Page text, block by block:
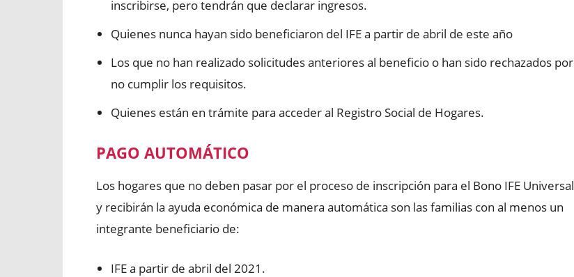
inscribirse, pero tendrán que declarar ingresos.
Quienes nunca hayan sido beneficiaron del IFE a partir de abril de este año
Los que no han realizado solicitudes anteriores al beneficio o han sido rechazados por
no cumplir los requisitos.
Quienes están en trámite para acceder al Registro Social de Hogares.
PAGO AUTOMÁTICO
Los hogares que no deben pasar por el proceso de inscripción para el Bono IFE Universal
y recibirán la ayuda económica de manera automática son las familias con al menos un
integrante beneficiario de:
IFE a partir de abril del 2021.